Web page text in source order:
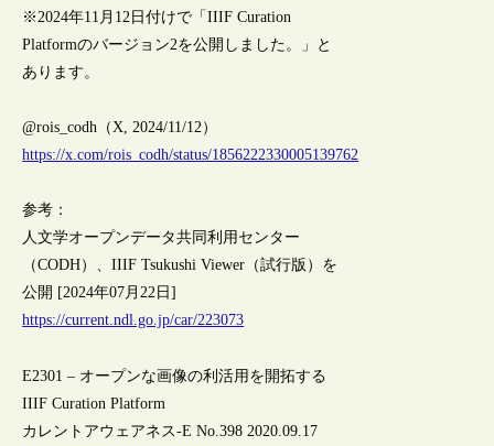
※2024年11月12日付けで「IIIF Curation
Platformのバージョン2を公開しました。」と
あります。
@rois_codh（X, 2024/11/12）
https://x.com/rois_codh/status/1856222330005139762
参考：
人文学オープンデータ共同利用センター
（CODH）、IIIF Tsukushi Viewer（試行版）を
公開 [2024年07月22日]
https://current.ndl.go.jp/car/223073
E2301 – オープンな画像の利活用を開拓する
IIIF Curation Platform
カレントアウェアネス-E No.398 2020.09.17